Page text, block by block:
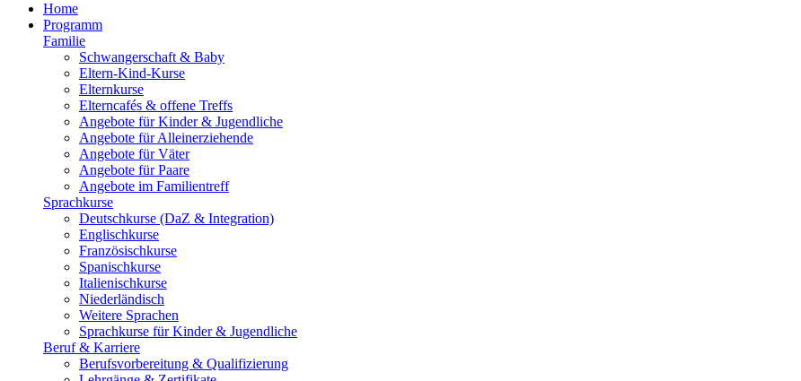
Home
Programm
Familie
Schwangerschaft & Baby
Eltern-Kind-Kurse
Elternkurse
Elterncafés & offene Treffs
Angebote für Kinder & Jugendliche
Angebote für Alleinerziehende
Angebote für Väter
Angebote für Paare
Angebote im Familientreff
Sprachkurse
Deutschkurse (DaZ & Integration)
Englischkurse
Französischkurse
Spanischkurse
Italienischkurse
Niederländisch
Weitere Sprachen
Sprachkurse für Kinder & Jugendliche
Beruf & Karriere
Berufsvorbereitung & Qualifizierung